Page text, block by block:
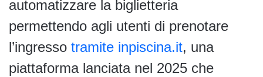
automatizzare la biglietteria
permettendo agli utenti di prenotare
l’ingresso tramite inpiscina.it, una
piattaforma lanciata nel 2025 che